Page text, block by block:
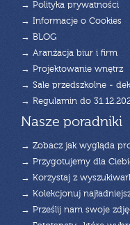
→ Polityka prywatności
→ Informacje o Cookies
→ BLOG
→ Aranżacja biur i firm
→ Projektowanie wnętrz
→ Sale przedszkolne -
→ Regulamin do
Nasze poradniki
→ Zobacz jak wygląda
→ Przygotujemy dla
→ Korzystaj z
→ Kolekcjonuj
→ Prześlij nam swoje